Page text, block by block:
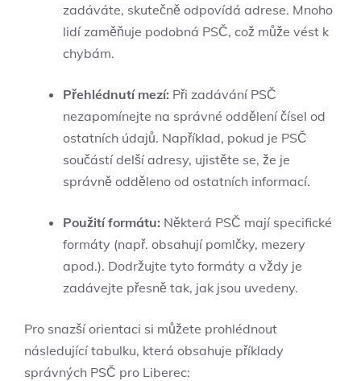
zadáváte, skutečně odpovídá adrese. Mnoho
lidí zaměňuje podobná PSČ, což může vést k
chybám.
Přehlédnutí mezí: Při zadávání PSČ
nezapomínejte na správné oddělení čísel od
ostatních údajů. Například, pokud je PSČ
součástí delší adresy, ujistěte se, že je
správně odděleno od ostatních informací.
Použití formátu: Některá PSČ mají specifické
formáty (např. obsahují pomlčky, mezery
apod.). Dodržujte tyto formáty a vždy je
zadávejte přesně tak, jak jsou uvedeny.
Pro snazší orientaci si můžete prohlédnout
následující tabulku, která obsahuje příklady
správných PSČ pro Liberec: